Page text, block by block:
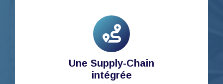
Une Supply-Chain
intégrée